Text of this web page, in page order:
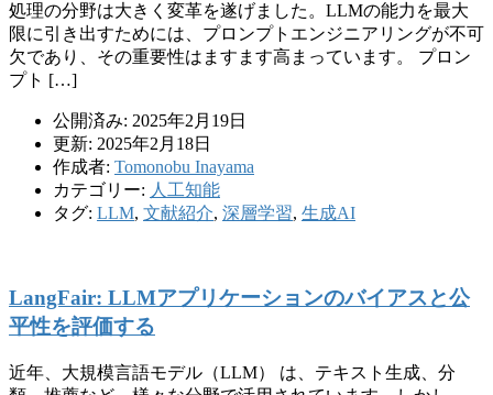
処理の分野は大きく変革を遂げました。LLMの能力を最大
限に引き出すためには、プロンプトエンジニアリングが不可
欠であり、その重要性はますます高まっています。 プロン
プト […]
公開済み: 2025年2月19日
更新: 2025年2月18日
作成者: Tomonobu Inayama
カテゴリー: 人工知能
タグ: LLM, 文献紹介, 深層学習, 生成AI
LangFair: LLMアプリケーションのバイアスと公
平性を評価する
近年、大規模言語モデル（LLM） は、テキスト生成、分